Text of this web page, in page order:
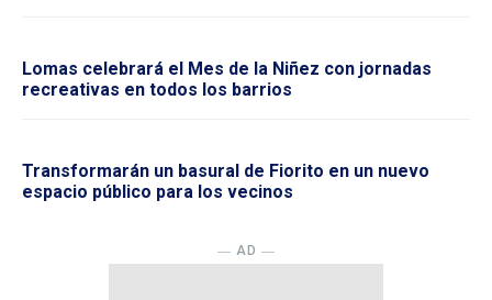
Lomas celebrará el Mes de la Niñez con jornadas
recreativas en todos los barrios
Transformarán un basural de Fiorito en un nuevo
espacio público para los vecinos
― AD ―